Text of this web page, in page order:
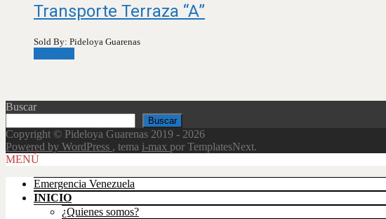
Transporte Terraza “A”
Sold By: Pideloya Guarenas
Buscar
Buscar
Copyright © Pideloya Guarenas 2019 - 2026
Powered by WordPress , tema i-max por TemplatesNext.
Scroll
MENÚ
Emergencia Venezuela
INICIO
¿Quienes somos?